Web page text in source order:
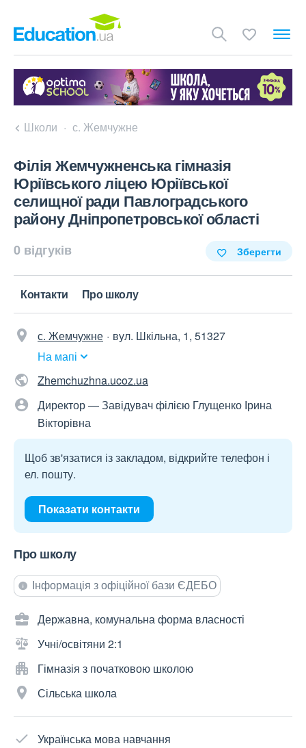
Школи с. Жемчужне
Філія Жемчужненська гімназія
Юріївського ліцею Юріївської
селищної ради Павлоградського
району Дніпропетровської області
0 відгуків Зберегти
Контакти Про школу
с. Жемчужне
вул. Шкільна, 1, 51327
На мапі
Zhemchuzhna.ucoz.ua
Директор — Завідувач філією Глущенко Ірина
Вікторівна
Щоб зв'язатися із закладом, відкрийте телефон і
ел. пошту.
Показати контакти
Про школу
Інформація з офіційної бази ЄДЕБО
Державна, комунальна форма власності
Учні/освітяни 2:1
Гімназія з початковою школою
Сільська школа
Українська мова навчання